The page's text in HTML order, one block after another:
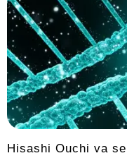
Hisashi Ouchi va